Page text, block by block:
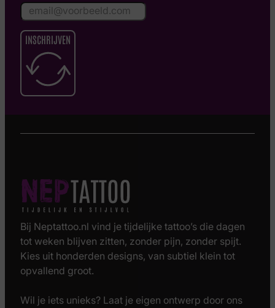
INSCHRIJVEN
Bij Neptattoo.nl vind je tijdelijke tattoo’s die dagen
tot weken blijven zitten, zonder pijn, zonder spijt.
Kies uit honderden designs, van subtiel klein tot
opvallend groot.
Wil je iets unieks? Laat je eigen ontwerp door ons